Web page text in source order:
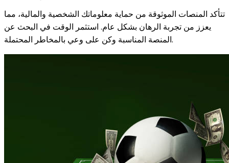
تتأكد المنصات الموثوقة من حماية معلوماتك الشخصية والمالية، مما
يعزز من تجربة الرهان بشكل عام. استثمر الوقت في البحث عن
المنصة المناسبة وكن على وعي بالمخاطر المحتملة.